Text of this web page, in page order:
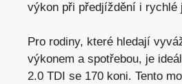
výkon při předjíždění i rychlé
Pro rodiny, které hledají
výkonem a spotřebou, je
2.0 TDI se 170 koni. Tento